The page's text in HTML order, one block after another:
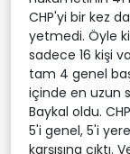
CHP'yi bir kez
yetmedi. Öyle
sadece 16 kişi
tam 4 genel
içinde en uzun
Baykal oldu.
5'i genel, 5'i
karşısına